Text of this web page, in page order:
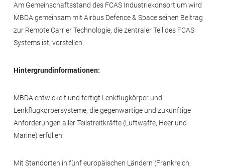
Am Gemeinschaftsstand des FCAS Industriekonsortium wird
MBDA gemeinsam mit Airbus Defence & Space seinen Beitrag
zur Remote Carrier Technologie, die zentraler Teil des FCAS
Systems ist, vorstellen.
Hintergrundinformationen:
MBDA entwickelt und fertigt Lenkflugkörper und
Lenkflugkörpersysteme, die gegenwärtige und zukünftige
Anforderungen aller Teilstreitkräfte (Luftwaffe, Heer und
Marine) erfüllen.
Mit Standorten in fünf europäischen Ländern (Frankreich,